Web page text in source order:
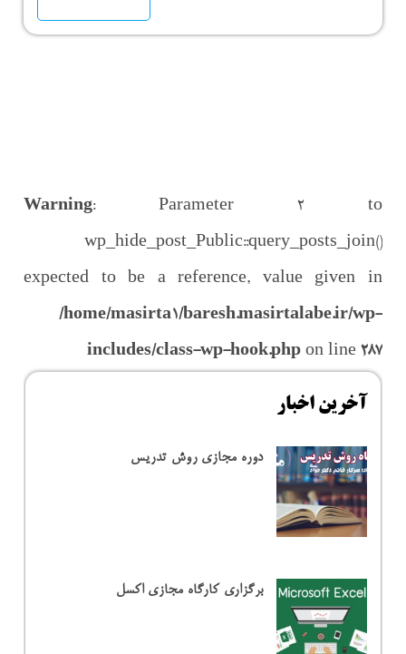
Warning: Parameter 2 to
wp_hide_post_Public::query_posts_join()
expected to be a reference, value given in
/home/masirta1/baresh.masirtalabe.ir/wp-
includes/class-wp-hook.phpon line 287
آخرین اخبار
دوره مجازی روش تدریس
برگزاری کارگاه مجازی اکسل